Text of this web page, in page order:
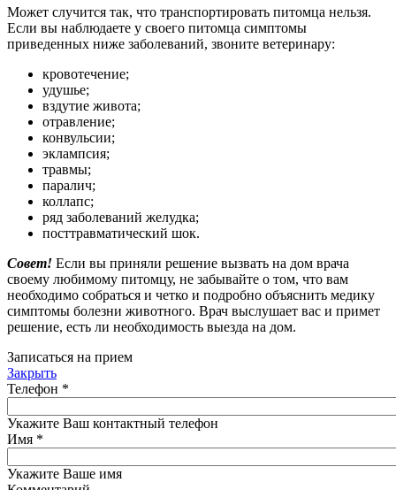
Может случится так, что транспортировать питомца нельзя.
Если вы наблюдаете у своего питомца симптомы
приведенных ниже заболеваний, звоните ветеринару:
кровотечение;
удушье;
вздутие живота;
отравление;
конвульсии;
эклампсия;
травмы;
паралич;
коллапс;
ряд заболеваний желудка;
посттравматический шок.
Совет! Если вы приняли решение вызвать на дом врача
своему любимому питомцу, не забывайте о том, что вам
необходимо собраться и четко и подробно объяснить медику
симптомы болезни животного. Врач выслушает вас и примет
решение, есть ли необходимость выезда на дом.
Записаться на прием
Закрыть
Телефон *
Укажите Ваш контактный телефон
Имя *
Укажите Ваше имя